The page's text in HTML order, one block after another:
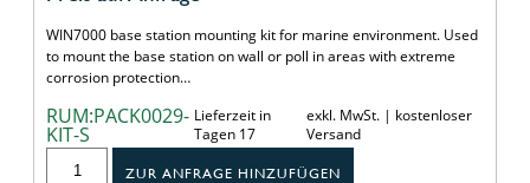
WIN7000 base station mounting kit for marine environment. Used
to mount the base station on wall or poll in areas with extreme
corrosion protection…
RUM:PACK0029-
KIT-S
Lieferzeit in
Tagen 17
exkl. MwSt. | kostenloser
Versand
ZUR ANFRAGE HINZUFÜGEN